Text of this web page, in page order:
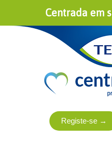
Centrada em